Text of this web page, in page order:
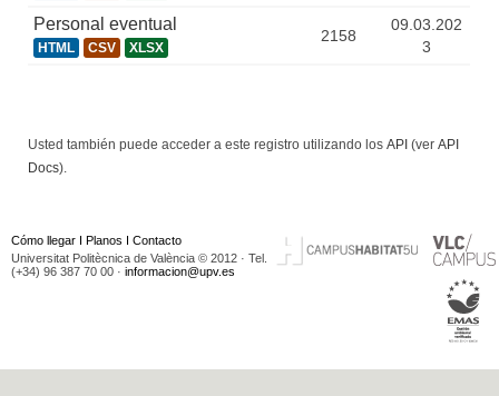
Personal eventual
HTML CSV XLSX
2158
09.03.202
3
Usted también puede acceder a este registro utilizando los API (ver API
Docs).
Cómo llegar I Planos I Contacto
Universitat Politècnica de València © 2012 · Tel.
(+34) 96 387 70 00 · informacion@upv.es